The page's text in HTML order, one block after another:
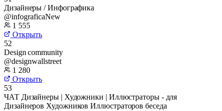
Дизайнеры / Инфографика
@infograficaNew
1 555
Открыть
52
Design community
@designwallstreet
1 280
Открыть
53
ЧАТ Дизайнеры | Художники | Иллюстраторы - для
Дизайнеров Художников Иллюстраторов беседа